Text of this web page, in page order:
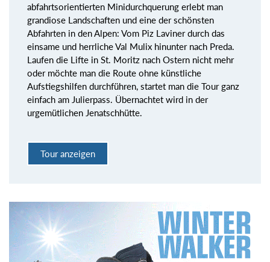
abfahrtsorientierten Minidurchquerung erlebt man
grandiose Landschaften und eine der schönsten
Abfahrten in den Alpen: Vom Piz Laviner durch das
einsame und herrliche Val Mulix hinunter nach Preda.
Laufen die Lifte in St. Moritz nach Ostern nicht mehr
oder möchte man die Route ohne künstliche
Aufstiegshilfen durchführen, startet man die Tour ganz
einfach am Julierpass. Übernachtet wird in der
urgemütlichen Jenatschhütte.
Tour anzeigen